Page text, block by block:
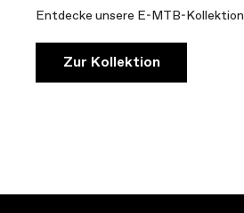
Entdecke unsere E-MTB-Kollektion
Zur Kollektion